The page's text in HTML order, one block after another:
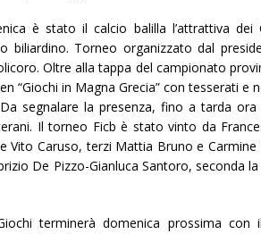
è stato il calcio balilla l’attrattiva
biliardino. Torneo organizzato dal
Oltre alla tappa del campionato
“Giochi in Magna Grecia” con tesserati e
segnalare la presenza, fino a tarda
Il torneo Ficb è stato vinto da
Vito Caruso, terzi Mattia Bruno e
De Pizzo-Gianluca Santoro, seconda
terminerà domenica prossima